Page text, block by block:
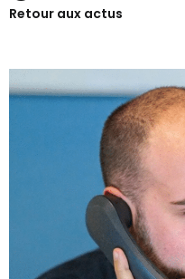
Retour aux actus